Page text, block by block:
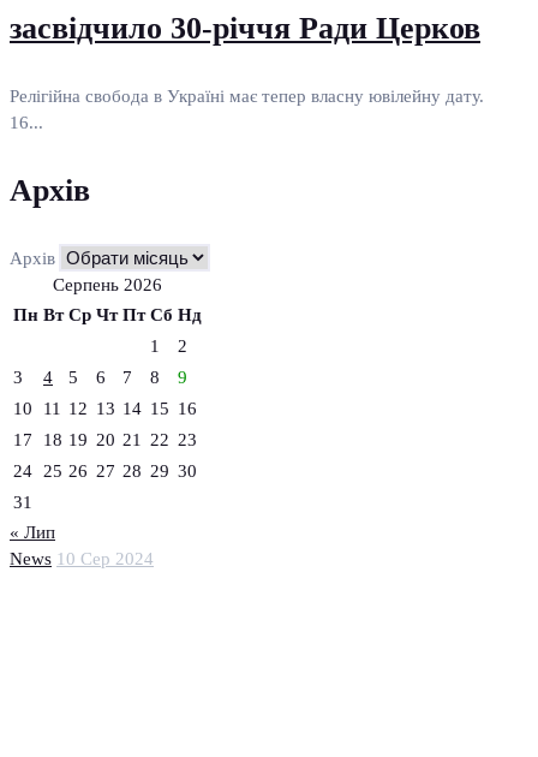
News 10 Сер 2024
засвідчило 30-річчя Ради Церков
Релігійна свобода в Україні має тепер власну ювілейну дату.
16...
Архів
Архів
Серпень 2026
Пн Вт Ср Чт Пт Сб Нд
1
2
3
4 5 6 7 8
9
10
11 12 13 14 15 16
17
18 19 20 21 22 23
24
25 26 27 28 29 30
31
« Лип